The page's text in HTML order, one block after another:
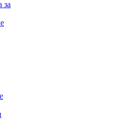
за